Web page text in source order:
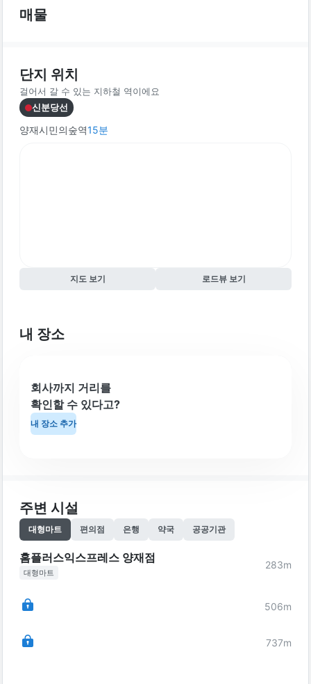
매물
단지 위치
걸어서 갈 수 있는 지하철 역이에요
신분당선
양재시민의숲역15분
지도 보기 로드뷰 보기
내 장소
회사까지 거리를
확인할 수 있다고?
내 장소 추가
주변 시설
대형마트 편의점 은행 약국 공공기관
홈플러스익스프레스 양재점
대형마트
283m
506m
737m